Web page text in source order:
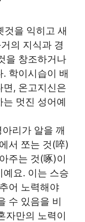
것을 익히고 새
의 지식과 경
을 창조하거나
학이시습이 배
, 온고지신은
멋진 성어예
아리가 알을 깨
서 쪼는 것(啐)
주는 것(啄)이
요. 이는 스승
어 노력해야
수 있음을 비
자만의 노력이